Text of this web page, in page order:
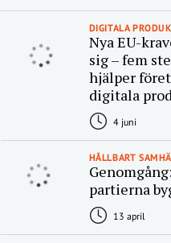
DIGITALA
Nya EU-
sig – fem
hjälper
digitala
4 juni
HÅLLBART
partierna
13 april